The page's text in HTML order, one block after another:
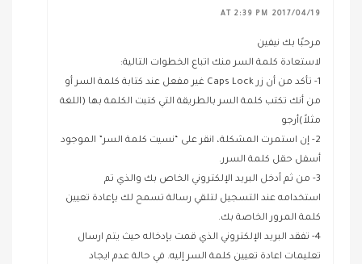
2017/04/19 AT 2:39 PM
مرحبًا بك نيفين
لاستعادة كلمة السر منك اتباع الخطوات التالية:
1- تأكد من أن زر Caps Lock غير مفعل عند كتابة كلمة السر أو
من أنك تكتب كلمة السر بالطريقة التي كتبت الكلمة بها (اللغة
مثلاً)أرجو
2- إن استمرت المشكلة، انقر على “نسيت كلمة السر” الموجود
أسفل حقل كلمة السرر.
3- من ثم أدخل البريد الإلكتروني الخاص بك والذي تم
استخدامه عند التسجيل لتلقي رسالة تسمح لك بإعادة تعيين
كلمة المرور الخاصة بك.
4- تفقد البريد الإلكتروني الذي قمت بإدخاله حيث يتم ارسال
تعليمات اعادة تعيين كلمة السر إليه. في حالة عدم ايجاد